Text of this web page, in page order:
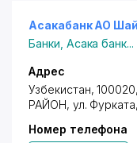
об условиях
образовательного
офисе филиала.
Асакабанк АО
Банки Асака банк...
Адрес
Узбекистан,
РАЙОН, ул. Фурката
Номер телефона